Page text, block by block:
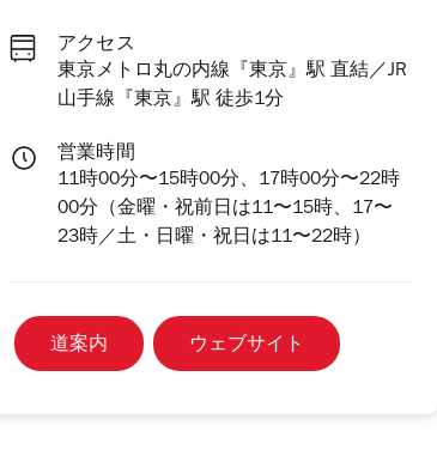
アクセス
東京メトロ丸の内線『東京』駅 直結／JR
山手線『東京』駅 徒歩1分
営業時間
11時00分〜15時00分、17時00分〜22時
00分（金曜・祝前日は11〜15時、17〜
23時／土・日曜・祝日は11〜22時）
道案内 ウェブサイト